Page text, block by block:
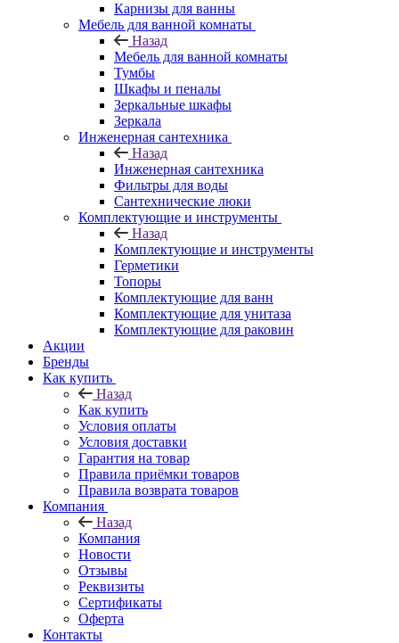
Карнизы для ванны
Мебель для ванной комнаты
Назад
Мебель для ванной комнаты
Тумбы
Шкафы и пеналы
Зеркальные шкафы
Зеркала
Инженерная сантехника
Назад
Инженерная сантехника
Фильтры для воды
Сантехнические люки
Комплектующие и инструменты
Назад
Комплектующие и инструменты
Герметики
Топоры
Комплектующие для ванн
Комплектующие для унитаза
Комплектующие для раковин
Акции
Бренды
Как купить
Назад
Как купить
Условия оплаты
Условия доставки
Гарантия на товар
Правила приёмки товаров
Правила возврата товаров
Компания
Назад
Компания
Новости
Отзывы
Реквизиты
Сертификаты
Оферта
Контакты